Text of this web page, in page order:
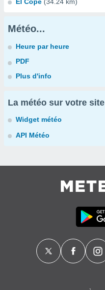
Météo...
Heure par heure
PDF
Plus d'info
La météo sur votre site
Widget météo
API Météo